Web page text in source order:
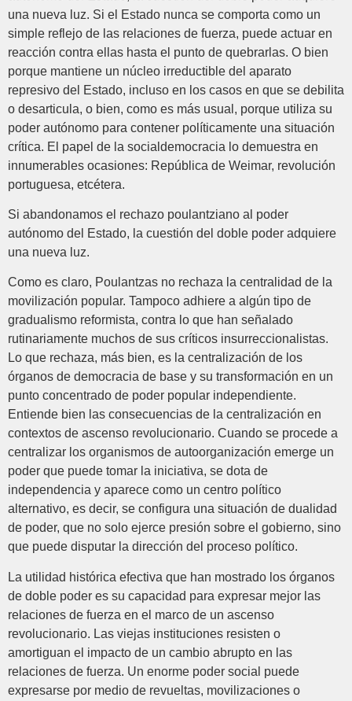
una nueva luz. Si el Estado nunca se comporta como un
simple reflejo de las relaciones de fuerza, puede actuar en
reacción contra ellas hasta el punto de quebrarlas. O bien
porque mantiene un núcleo irreductible del aparato
represivo del Estado, incluso en los casos en que se debilita
o desarticula, o bien, como es más usual, porque utiliza su
poder autónomo para contener políticamente una situación
crítica. El papel de la socialdemocracia lo demuestra en
innumerables ocasiones: República de Weimar, revolución
portuguesa, etcétera.
Si abandonamos el rechazo poulantziano al poder
autónomo del Estado, la cuestión del doble poder adquiere
una nueva luz.
Como es claro, Poulantzas no rechaza la centralidad de la
movilización popular. Tampoco adhiere a algún tipo de
gradualismo reformista, contra lo que han señalado
rutinariamente muchos de sus críticos insurreccionalistas.
Lo que rechaza, más bien, es la centralización de los
órganos de democracia de base y su transformación en un
punto concentrado de poder popular independiente.
Entiende bien las consecuencias de la centralización en
contextos de ascenso revolucionario. Cuando se procede a
centralizar los organismos de autoorganización emerge un
poder que puede tomar la iniciativa, se dota de
independencia y aparece como un centro político
alternativo, es decir, se configura una situación de dualidad
de poder, que no solo ejerce presión sobre el gobierno, sino
que puede disputar la dirección del proceso político.
La utilidad histórica efectiva que han mostrado los órganos
de doble poder es su capacidad para expresar mejor las
relaciones de fuerza en el marco de un ascenso
revolucionario. Las viejas instituciones resisten o
amortiguan el impacto de un cambio abrupto en las
relaciones de fuerza. Un enorme poder social puede
expresarse por medio de revueltas, movilizaciones o